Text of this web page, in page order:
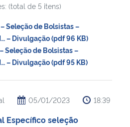
(total de 5 itens)
de Bolsistas –
– Divulgação (pdf 96 KB)
de Bolsistas –
– Divulgação (pdf 95 KB)
05/01/2023 18:39
Específico seleção